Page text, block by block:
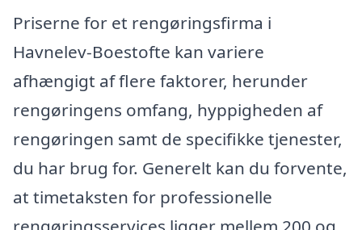
Priserne for et rengøringsfirma i
Havnelev-Boestofte kan variere
afhængigt af flere faktorer, herunder
rengøringens omfang, hyppigheden af
rengøringen samt de specifikke tjenester,
du har brug for. Generelt kan du forvente,
at timetaksten for professionelle